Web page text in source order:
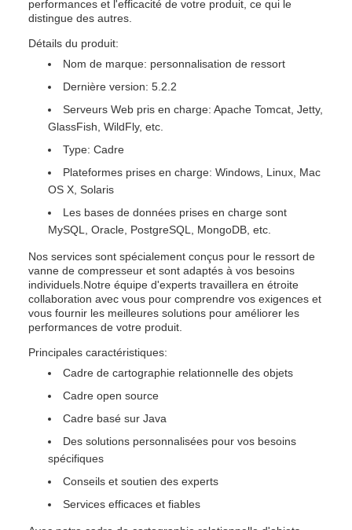
performances et l'efficacité de votre produit, ce qui le
distingue des autres.
Détails du produit:
Nom de marque: personnalisation de ressort
Dernière version: 5.2.2
Serveurs Web pris en charge: Apache Tomcat, Jetty,
GlassFish, WildFly, etc.
Type: Cadre
Plateformes prises en charge: Windows, Linux, Mac
OS X, Solaris
Les bases de données prises en charge sont
MySQL, Oracle, PostgreSQL, MongoDB, etc.
Nos services sont spécialement conçus pour le ressort de
vanne de compresseur et sont adaptés à vos besoins
individuels.Notre équipe d'experts travaillera en étroite
collaboration avec vous pour comprendre vos exigences et
vous fournir les meilleures solutions pour améliorer les
performances de votre produit.
Principales caractéristiques:
Cadre de cartographie relationnelle des objets
Cadre open source
Cadre basé sur Java
Des solutions personnalisées pour vos besoins
spécifiques
Conseils et soutien des experts
Services efficaces et fiables